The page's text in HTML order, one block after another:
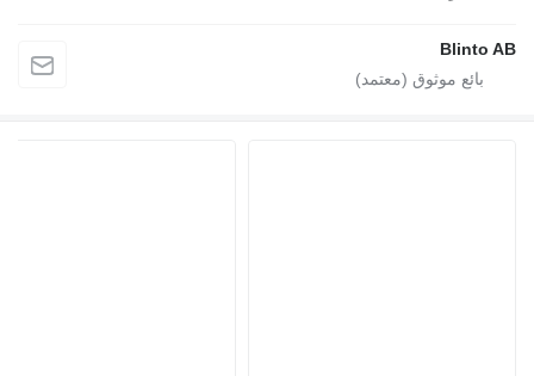
Blinto AB